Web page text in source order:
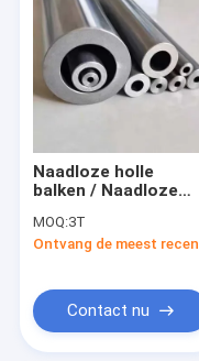
Naadloze holle
balken / Naadloze
legeringsstaal
mechanische buizen
MOQ:3T
Contact nu